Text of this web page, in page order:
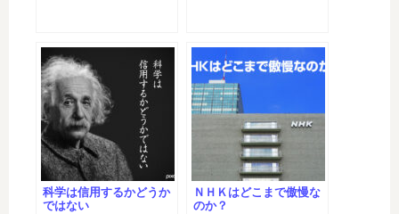
科学は信用するかどうか
ではない
ＮＨＫはどこまで傲慢な
のか？